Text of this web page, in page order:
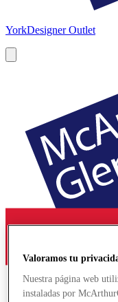
YorkDesigner Outlet
Valoramos tu
Nuestra página web
instaladas por